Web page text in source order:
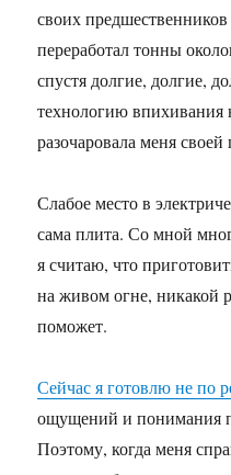
своих предшественников
переработал тонны
спустя долгие, долгие,
технологию впихивания
разочаровала меня
Слабое место в
сама плита. Со мной
я считаю, что
на живом огне, никакой
поможет.
Сейчас я готовлю не по
ощущений и понимания
Поэтому, когда меня